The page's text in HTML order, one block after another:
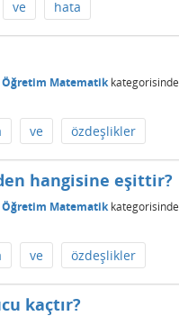
ve hata
Matematikkategorisinde
ve özdeşlikler
hangisine eşittir?
Matematikkategorisinde
ve özdeşlikler
kaçtır?